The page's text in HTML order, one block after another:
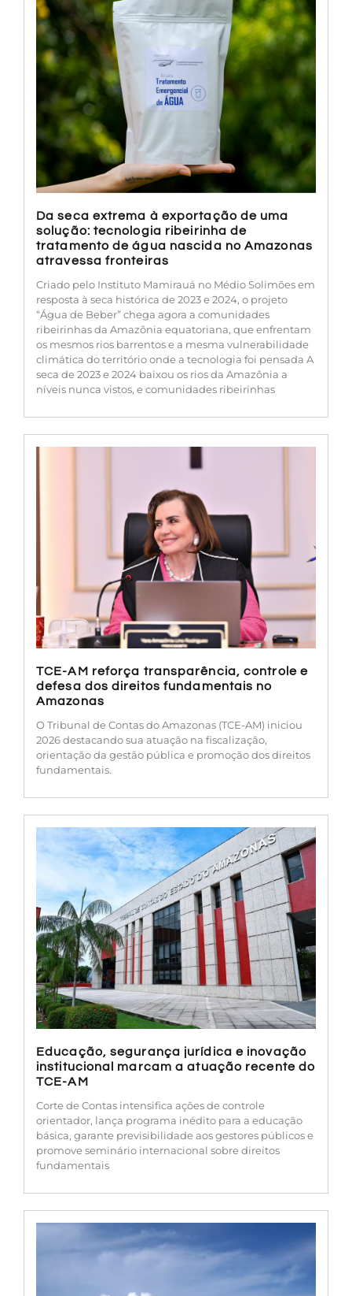
Da seca extrema à exportação de uma
solução: tecnologia ribeirinha de
tratamento de água nascida no Amazonas
atravessa fronteiras
Criado pelo Instituto Mamirauá no Médio Solimões em
resposta à seca histórica de 2023 e 2024, o projeto
“Água de Beber” chega agora a comunidades
ribeirinhas da Amazônia equatoriana, que enfrentam
os mesmos rios barrentos e a mesma vulnerabilidade
climática do território onde a tecnologia foi pensada A
seca de 2023 e 2024 baixou os rios da Amazônia a
níveis nunca vistos, e comunidades ribeirinhas
TCE-AM reforça transparência, controle e
defesa dos direitos fundamentais no
Amazonas
O Tribunal de Contas do Amazonas (TCE-AM) iniciou
2026 destacando sua atuação na fiscalização,
orientação da gestão pública e promoção dos direitos
fundamentais.
Educação, segurança jurídica e inovação
institucional marcam a atuação recente do
TCE-AM
Corte de Contas intensifica ações de controle
orientador, lança programa inédito para a educação
básica, garante previsibilidade aos gestores públicos e
promove seminário internacional sobre direitos
fundamentais